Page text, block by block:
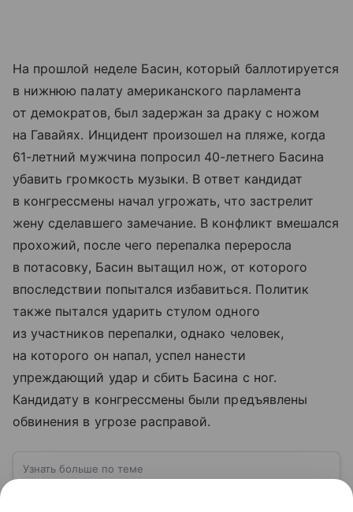
На прошлой неделе Басин, который баллотируется
в нижнюю палату американского парламента
от демократов, был задержан за драку с ножом
на Гавайях. Инцидент произошел на пляже, когда
61-летний мужчина попросил 40-летнего Басина
убавить громкость музыки. В ответ кандидат
в конгрессмены начал угрожать, что застрелит
жену сделавшего замечание. В конфликт вмешался
прохожий, после чего перепалка переросла
в потасовку, Басин вытащил нож, от которого
впоследствии попытался избавиться. Политик
также пытался ударить стулом одного
из участников перепалки, однако человек,
на которого он напал, успел нанести
упреждающий удар и сбить Басина с ног.
Кандидату в конгрессмены были предъявлены
обвинения в угрозе расправой.
Узнать больше по теме